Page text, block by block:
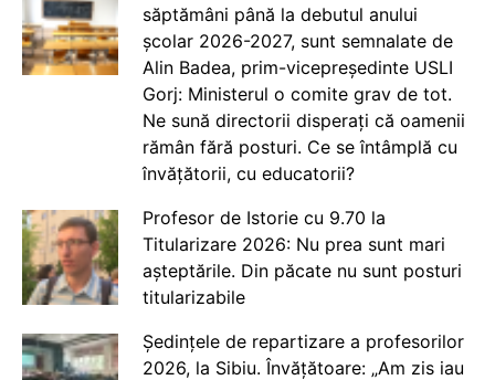
săptămâni până la debutul anului
școlar 2026-2027, sunt semnalate de
Alin Badea, prim-vicepreședinte USLI
Gorj: Ministerul o comite grav de tot.
Ne sună directorii disperați că oamenii
rămân fără posturi. Ce se întâmplă cu
învățătorii, cu educatorii?
Profesor de Istorie cu 9.70 la
Titularizare 2026: Nu prea sunt mari
așteptările. Din păcate nu sunt posturi
titularizabile
Ședințele de repartizare a profesorilor
2026, la Sibiu. Învățătoare: „Am zis iau